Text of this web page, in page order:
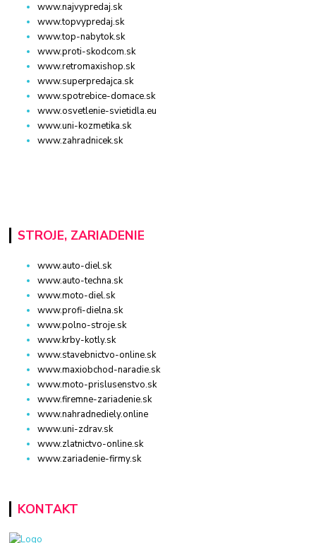
www.najvypredaj.sk
www.topvypredaj.sk
www.top-nabytok.sk
www.proti-skodcom.sk
www.retromaxishop.sk
www.superpredajca.sk
www.spotrebice-domace.sk
www.osvetlenie-svietidla.eu
www.uni-kozmetika.sk
www.zahradnicek.sk
STROJE, ZARIADENIE
www.auto-diel.sk
www.auto-techna.sk
www.moto-diel.sk
www.profi-dielna.sk
www.polno-stroje.sk
www.krby-kotly.sk
www.stavebnictvo-online.sk
www.maxiobchod-naradie.sk
www.moto-prislusenstvo.sk
www.firemne-zariadenie.sk
www.nahradnediely.online
www.uni-zdrav.sk
www.zlatnictvo-online.sk
www.zariadenie-firmy.sk
KONTAKT